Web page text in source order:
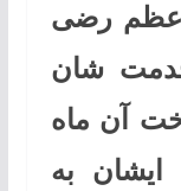
رضی
شان
آن ماه
به